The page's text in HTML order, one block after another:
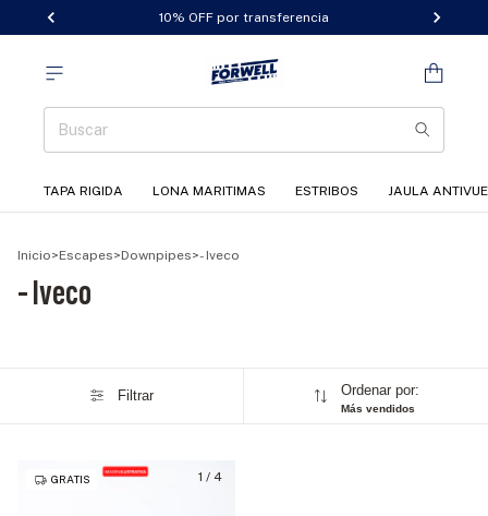
10% OFF por transferencia
TAPA RIGIDA LONA MARITIMAS ESTRIBOS JAULA
Inicio>Escapes>Downpipes>- Iveco
- Iveco
Filtrar Ordenar por:
Más vendidos
1 / 4
GRATIS